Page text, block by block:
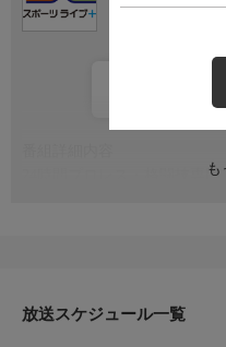
も
24時間プロレス・格闘技専
放送スケジュール一覧